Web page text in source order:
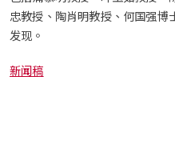
忠教授、陶肖明教授、何国强博
发现。
新闻稿